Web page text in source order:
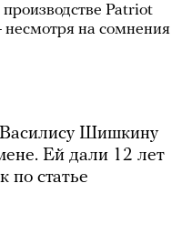
Patriot
на сомнения
Шишкину
Ей дали 12 лет
по статье